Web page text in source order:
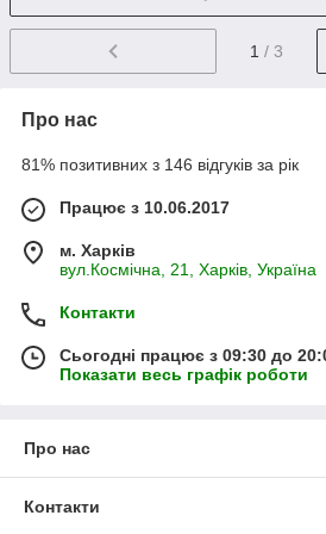
1 / 3
Про нас
81% позитивних з 146 відгуків за рік
Працює з 10.06.2017
м. Харків
вул.Космічна, 21, Харків, Україна
Контакти
Сьогодні працює з 09:30 до
Показати весь графік роботи
Про нас
Контакти